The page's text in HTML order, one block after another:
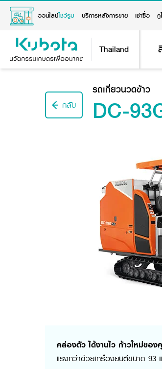
ออนไลน์โชว์รูม บริการหลังการขาย เช่าซื้อ คู
Thailand
กลับ
รถเกี่ยวนวดข้าว
DC-
คล่องตัว ได้งานไว ก้าวใหม่ขอ
แรงกว่าด้วยเครื่องยนต์ขนาด 93